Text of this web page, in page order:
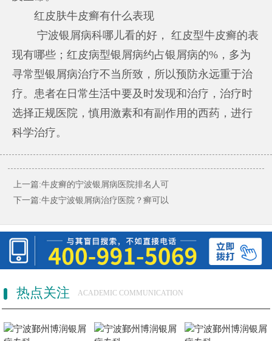
红皮肤牛皮癣有什么表现
宁波银屑病科哪儿看的好， 红皮型牛皮癣的表
现有哪些；红皮病型银屑病约占银屑病的%，多为
寻常型银屑病治疗不当所致，所以预防永远重于治
疗。患者在日常生活中要及时发现和治疗，治疗时
选择正规医院，慎用激素和有副作用的西药，进行
科学治疗。
上一篇:牛皮癣的宁波银屑病医院排名人可
下一篇:牛皮宁波银屑病治疗医院？癣可以
热点关注 ACADEMIC COMMUNICATION